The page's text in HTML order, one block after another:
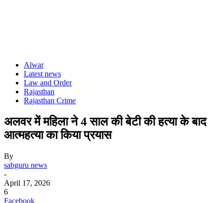
Alwar
Latest news
Law and Order
Rajasthan
Rajasthan Crime
अलवर में महिला ने 4 साल की बेटी की हत्या के बाद
आत्महत्या का किया प्रयास
By
sabguru news
-
April 17, 2026
6
Facebook